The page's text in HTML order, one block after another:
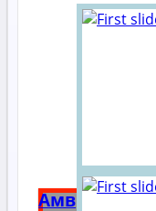
Амвросий